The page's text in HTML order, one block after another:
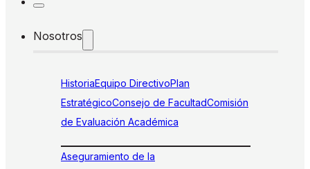
Nosotros
HistoriaEquipo DirectivoPlan
EstratégicoConsejo de FacultadComisión
de Evaluación Académica
Aseguramiento de la